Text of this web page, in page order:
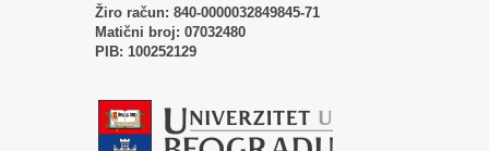
Žiro račun: 840-0000032849845-71
Matični broj: 07032480
PIB: 100252129